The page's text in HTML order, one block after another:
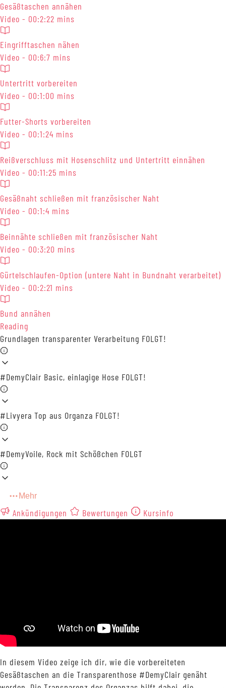
Gesäßtaschen annähen
Video - 00:2:22 mins
Eingrifftaschen nähen
Video - 00:6:7 mins
Untertritt vorbereiten
Video - 00:1:00 mins
Futter-Shorts vorbereiten
Video - 00:1:24 mins
Reißverschluss mit Hosenschlitz und Untertritt einnähen
Video - 00:11:25 mins
Gesäßnaht schließen mit französischer Naht
Video - 00:1:4 mins
Beinnähte schließen mit französischer Naht
Video - 00:3:20 mins
Gürtelschlaufen-Option (untere Naht in Bundnaht verarbeitet)
Video - 00:2:21 mins
Bund annähen
Reading
Grundlagen transparenter Verarbeitung FOLGT!
#DemyClair Basic, einlagige Hose FOLGT!
#Livyera Top aus Organza FOLGT!
#DemyVoile, Rock mit Schößchen FOLGT
Mehr
Ankündigungen Bewertungen Kursinfo
In diesem Video zeige ich dir, wie die vorbereiteten
Gesäßtaschen an die Transparenthose #DemyClair genäht